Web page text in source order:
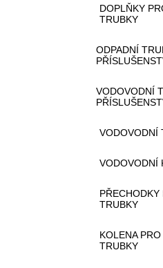
DOPLŇKY
TRUBKY
ODPADNÍ
VODOVODNÍ
VODOVODNÍ
VODOVODNÍ
TRUBKY
KOLENA
TRUBKY